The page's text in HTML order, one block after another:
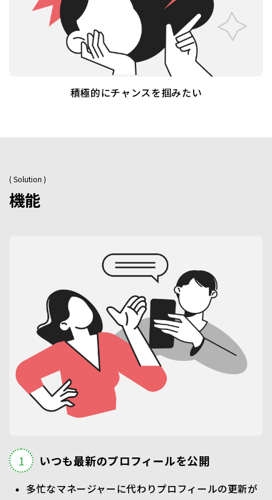
積極的にチャンスを掴みたい
( Solution )
機能
いつも最新のプロフィールを公開
多忙なマネージャーに代わりプロフィールの更新が